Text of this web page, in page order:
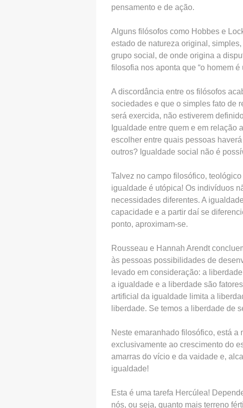
pensamento e de ação.
Alguns filósofos como Hobbes e
estado de natureza original,
grupo social, de onde origina a
filosofia nos aponta que “o homem é
A discordância entre os filósofos
sociedades e que o simples fato de
será exercida, não estiverem
Igualdade entre quem e em relação
escolher entre quais pessoas
outros? Igualdade social não é
Talvez no campo filosófico,
igualdade é utópica! Os indivíduos
necessidades diferentes. A
capacidade e a partir daí se
ponto, aproximam-se.
Rousseau e Hannah Arendt
às pessoas possibilidades de
levado em consideração: a
a igualdade e a liberdade são
artificial da igualdade limita a
liberdade. Se temos a liberdade de
Neste emaranhado filosófico, está
exclusivamente ao crescimento do
amarras do vício e da vaidade e,
igualdade!
Esta é uma tarefa Hercúlea!
nós, ou seja, quanto mais terreno